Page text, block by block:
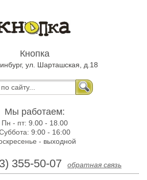
Кнопка
ул. Шарташская, д.18
Мы работаем:
Пн - пт:9.00 - 18.00
9:00 - 16:00
- выходной
355-50-07 обратная связь